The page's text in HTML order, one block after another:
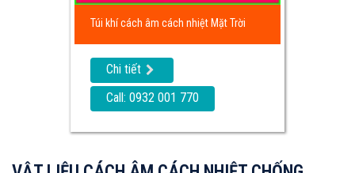
Túi khí cách âm cách nhiệt Mặt Trời
Chi tiết
Call: 0932 001 770